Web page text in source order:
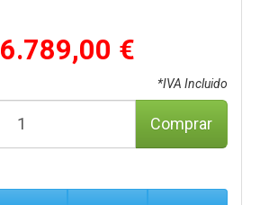
6.789,00 €
*IVA Incluido
Comprar